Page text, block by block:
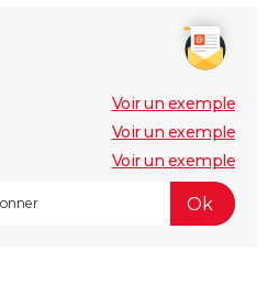
Voir un exemple
Voir un exemple
Voir un exemple